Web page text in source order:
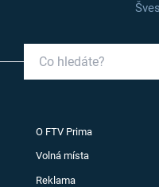
O FTV Prima
Volná místa
Reklama